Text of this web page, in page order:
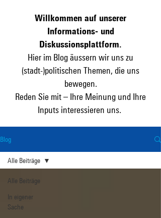
Willkommen auf unserer
Informations- und
Diskussionsplattform.
Hier im Blog äussern wir uns zu
(stadt-)politischen Themen, die uns
bewegen.
Reden Sie mit – Ihre Meinung und Ihre
Inputs interessieren uns.
Blog
Alle Beiträge
In eigener
Sache
Alle Beiträge